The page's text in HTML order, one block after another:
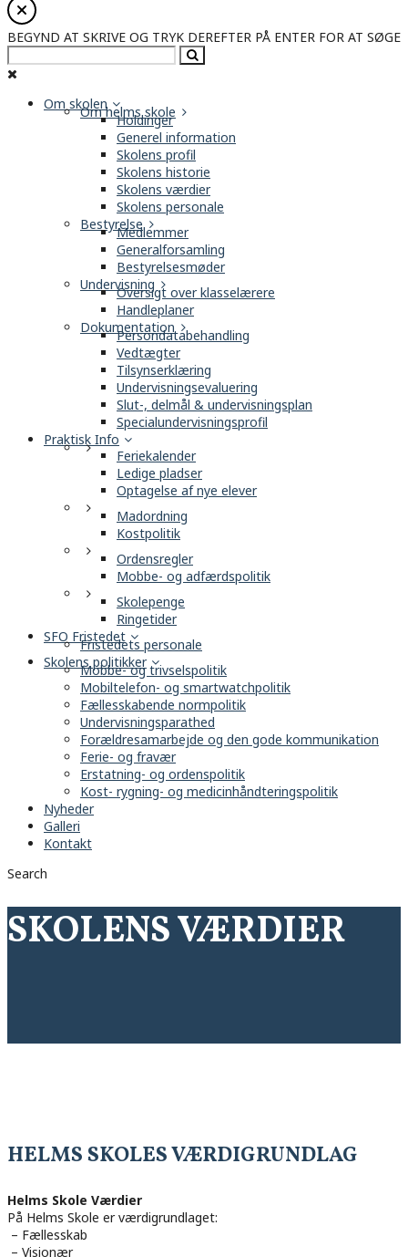
BEGYND AT SKRIVE OG TRYK DEREFTER PÅ ENTER FOR AT SØGE
Om skolenOm helms skole
Holdinger
Generel information
Skolens profil
Skolens historie
Skolens værdier
Skolens personale
BestyrelseMedlemmer
Generalforsamling
Bestyrelsesmøder
UndervisningOversigt over klasselærere
Handleplaner
Dokumentation
Persondatabehandling
Vedtægter
Tilsynserklæring
Undervisningsevaluering
Slut-, delmål & undervisningsplan
Specialundervisningsprofil
Praktisk Info
Feriekalender
Ledige pladser
Optagelse af nye elever
Madordning
Kostpolitik
Ordensregler
Mobbe- og adfærdspolitik
Skolepenge
Ringetider
SFO Fristedet
Fristedets personale
Skolens politikker
Mobbe- og trivselspolitik
Mobiltelefon- og smartwatchpolitik
Fællesskabende normpolitik
Undervisningsparathed
Forældresamarbejde og den gode kommunikation
Ferie- og fravær
Erstatning- og ordenspolitik
Kost- rygning- og medicinhåndteringspolitik
Nyheder
Galleri
Kontakt
Search
SKOLENS VÆRDIER
HELMS SKOLES VÆRDIGRUNDLAG
Helms Skole Værdier
På Helms Skole er værdigrundlaget:
– Fællesskab
– Visionær